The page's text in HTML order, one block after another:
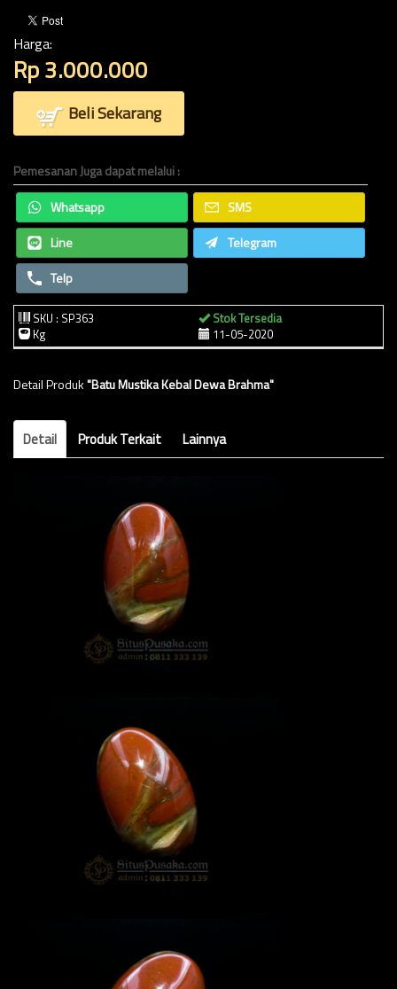
Harga:
Rp 3.000.000
Beli Sekarang
Pemesanan Juga dapat melalui :
Whatsapp
SMS
Line
Telegram
Telp
SKU : SP363
Stok Tersedia
Kg
11-05-2020
Detail Produk"Batu Mustika Kebal Dewa Brahma"
Detail Produk Terkait Lainnya